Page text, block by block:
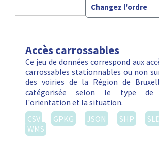
Changez l'ordre
Accès carrossables
Ce jeu de données correspond aux
carrossables stationnables ou non
des voiries de la Région de
catégorisée selon le type de
l'orientation et la situation.
CSV
GPKG JSON SHP
WMS